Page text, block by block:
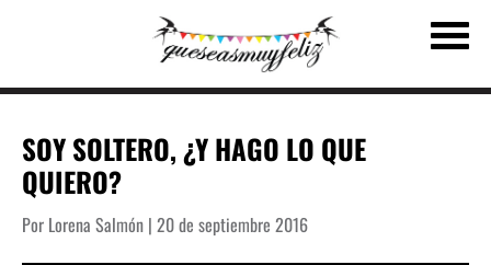
SOY SOLTERO, ¿Y HAGO LO QUE
QUIERO?
Por Lorena Salmón | 20 de septiembre 2016